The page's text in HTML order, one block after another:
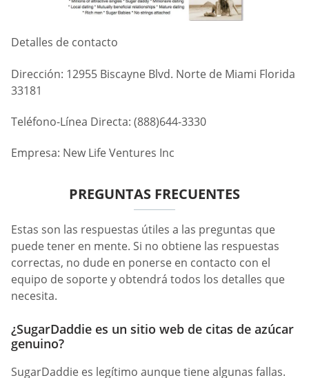
Detalles de contacto
Dirección: 12955 Biscayne Blvd. Norte de Miami Florida
33181
Teléfono-Línea Directa: (888)644-3330
Empresa: New Life Ventures Inc
PREGUNTAS FRECUENTES
Estas son las respuestas útiles a las preguntas que
puede tener en mente. Si no obtiene las respuestas
correctas, no dude en ponerse en contacto con el
equipo de soporte y obtendrá todos los detalles que
necesita.
¿SugarDaddie es un sitio web de citas de azúcar
genuino?
SugarDaddie es legítimo aunque tiene algunas fallas.